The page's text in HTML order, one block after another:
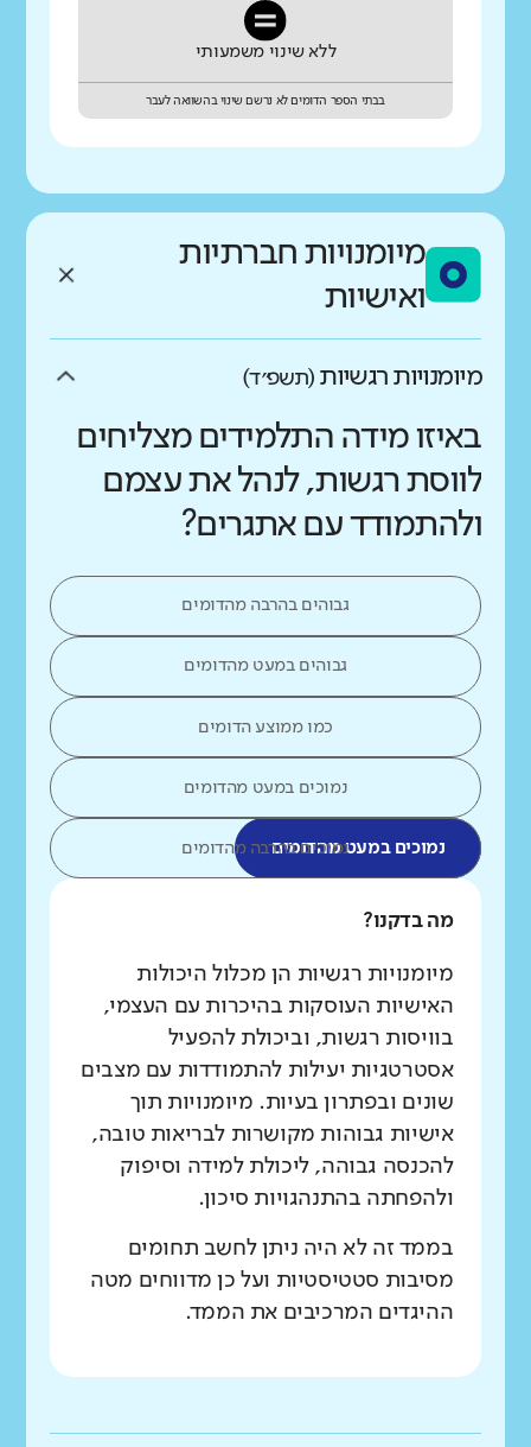
ללא שינוי משמעותי
בבתי הספר הדומים לא נרשם שינוי בהשוואה לעבר
מיומנויות חברתיות
ואישיות
מיומנויות רגשיות (תשפ״ד)
באיזו מידה התלמידים מצליחים
לווסת רגשות, לנהל את עצמם
ולהתמודד עם אתגרים?
גבוהים בהרבה מהדומים
גבוהים במעט מהדומים
כמו ממוצע הדומים
נמוכים במעט מהדומים
נמוכים במעט מהדומיםנמוכים בהרבה מהדומים
מה בדקנו?
מיומנויות רגשיות הן מכלול היכולות
האישיות העוסקות בהיכרות עם העצמי,
בוויסות רגשות, וביכולת להפעיל
אסטרטגיות יעילות להתמודדות עם מצבים
שונים ובפתרון בעיות. מיומנויות תוך
אישיות גבוהות מקושרות לבריאות טובה,
להכנסה גבוהה, ליכולת למידה וסיפוק
ולהפחתה בהתנהגויות סיכון.
בממד זה לא היה ניתן לחשב תחומים
מסיבות סטטיסטיות ועל כן מדווחים מטה
ההיגדים המרכיבים את הממד.